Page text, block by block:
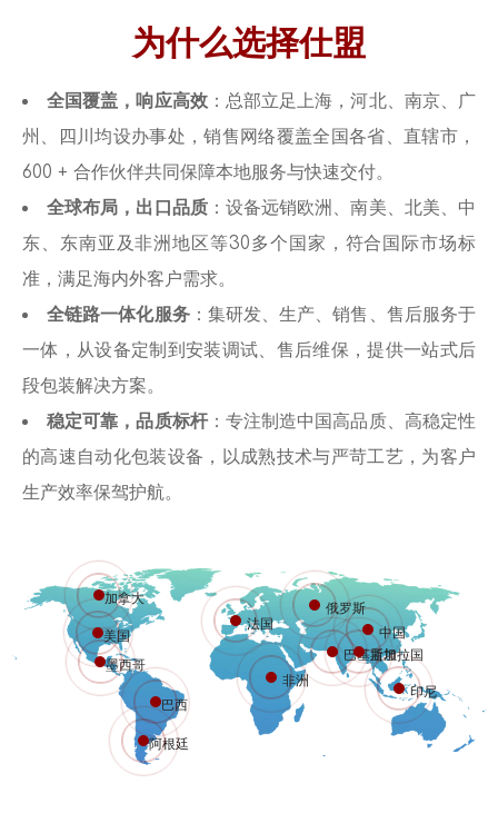
为什么选择仕盟
全国覆盖，响应高效：总部立足上海，河北、 南京、广
州、四川均设办事处，销售网络覆盖全国各省、直辖市，
600 + 合作伙伴共同保障本地服务与快速交付。
全球布局，出口品质：设备远销欧洲、南美、北美、中
东、东南亚及非洲地区等30多个国家，符合国际市场标
准，满足海内外客户需求。
全链路一体化服务：集研发、生产、销售、售后服务于
一体，从设备定制到安装调试、售后维保，提供一站式后
段包装解决方案。
稳定可靠，品质标杆：专注制造中国高品质、高稳定性
的高速自动化包装设备，以成熟技术与严苛工艺，为客户
生产效率保驾护航。
中国
俄罗斯
美国
巴基斯坦
加拿大
孟加拉国
非洲
墨西哥
阿根廷
巴西
法国
印尼